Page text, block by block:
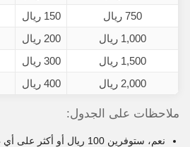
750 ريال
150 ريال
1,000 ريال
200 ريال
1,500 ريال
300 ريال
2,000 ريال
400 ريال
ملاحظات على الجدول: